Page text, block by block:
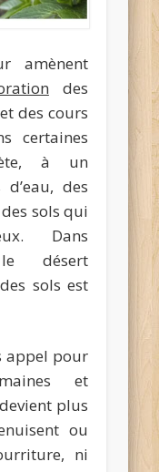
amènent
des
des cours
certaines
à un
des
sols qui
Dans
désert
sols est
appel pour
et
devient plus
ou
ni